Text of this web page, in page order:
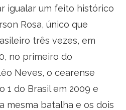
igualar um feito histórico
Rosa, único que
três vezes, em
no primeiro do
Neves, o cearense
1 do Brasil em 2009 e
mesma batalha e os dois